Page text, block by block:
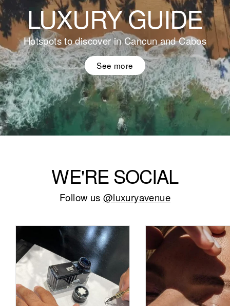
LUXURY GUIDE
Hotspots to discover in Cancun and Cabos
See more
WE'RE SOCIAL
Follow us @luxuryavenue